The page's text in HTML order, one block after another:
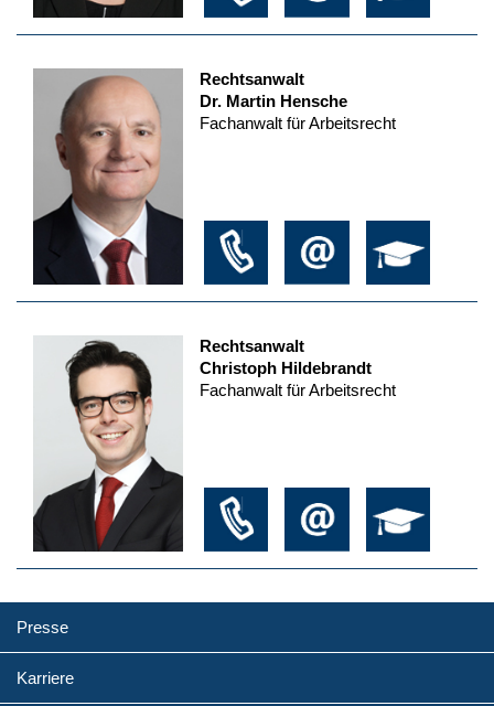
Rechtsanwalt
Dr. Martin Hensche
Fachanwalt für Arbeitsrecht
Rechtsanwalt
Christoph Hildebrandt
Fachanwalt für Arbeitsrecht
Presse
Karriere